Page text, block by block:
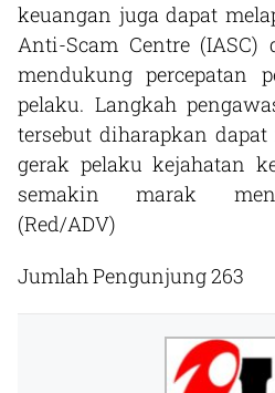
keuangan juga dapat
Anti-Scam Centre (IASC)
mendukung percepatan
pelaku. Langkah
tersebut diharapkan
gerak pelaku kejahatan
semakin marak
(Red/ADV)
Jumlah Pengunjung263